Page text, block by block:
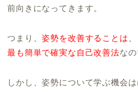
前向きになってきます。
つまり、姿勢を改善することは、
最も簡単で確実な自己改善法なの
しかし、姿勢について学ぶ機会は